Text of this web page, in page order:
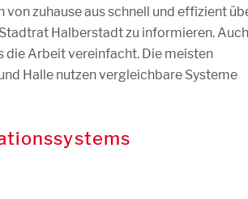
zuhause aus schnell und effizient
Halberstadt zu informieren. Auch
die Arbeit vereinfacht. Die meisten
Halle nutzen vergleichbare Systeme